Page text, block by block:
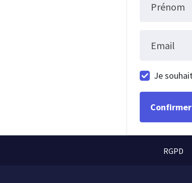
Prénom
Email
Je
RGPD